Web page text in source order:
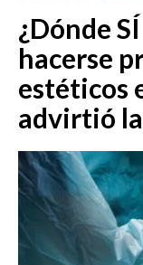
¿Dónde
hacerse
estéticos
advirtió